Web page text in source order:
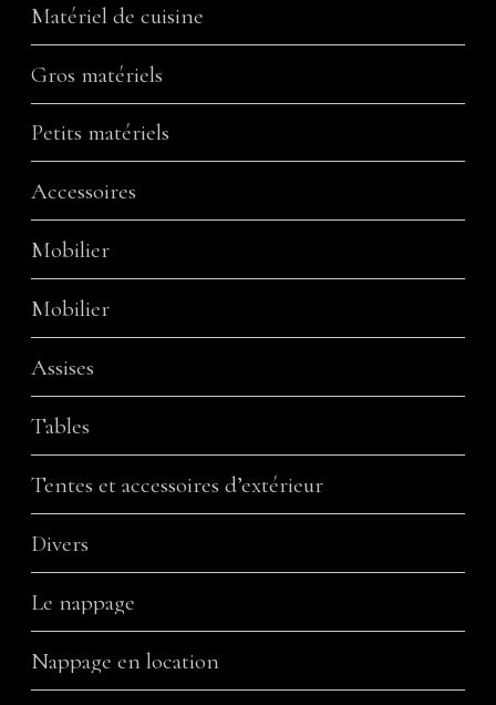
Matériel de cuisine
Gros matériels
Petits matériels
Accessoires
Mobilier
Mobilier
Assises
Tables
Tentes et accessoires d’extérieur
Divers
Le nappage
Nappage en location